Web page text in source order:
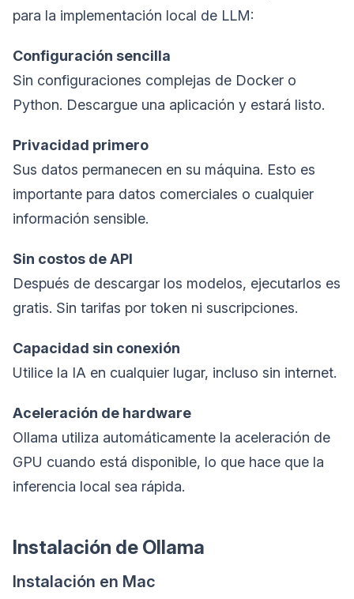
para la implementación local de LLM:
Configuración sencilla
Sin configuraciones complejas de Docker o
Python. Descargue una aplicación y estará listo.
Privacidad primero
Sus datos permanecen en su máquina. Esto es
importante para datos comerciales o cualquier
información sensible.
Sin costos de API
Después de descargar los modelos, ejecutarlos es
gratis. Sin tarifas por token ni suscripciones.
Capacidad sin conexión
Utilice la IA en cualquier lugar, incluso sin internet.
Aceleración de hardware
Ollama utiliza automáticamente la aceleración de
GPU cuando está disponible, lo que hace que la
inferencia local sea rápida.
Instalación de Ollama
Instalación en Mac